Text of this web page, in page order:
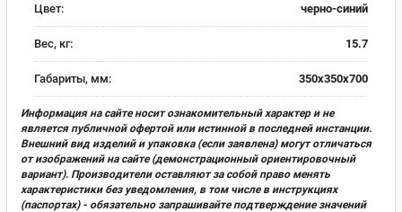
Цвет: черно-синий
Вес, кг: 15.7
Габариты, мм: 350х350х700
Информация на сайте носит ознакомительный характер и не
является публичной офертой или истинной в последней инстанции.
Внешний вид изделий и упаковка (если заявлена) могут отличаться
от изображений на сайте (демонстрационный ориентировочный
вариант). Производители оставляют за собой право менять
характеристики без уведомления, в том числе в инструкциях
(паспортах) - обязательно запрашивайте подтверждение значений